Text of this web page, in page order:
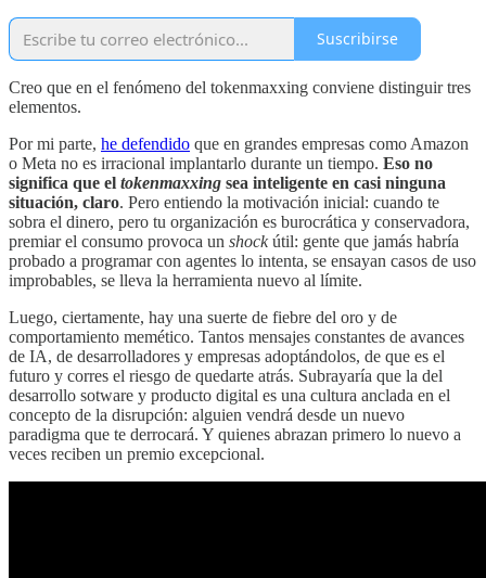
Suscribirse
Creo que en el fenómeno del tokenmaxxing conviene distinguir tres
elementos.
Por mi parte, he defendido que en grandes empresas como Amazon
o Meta no es irracional implantarlo durante un tiempo. Eso no
significa que el tokenmaxxing sea inteligente en casi ninguna
situación, claro. Pero entiendo la motivación inicial: cuando te
sobra el dinero, pero tu organización es burocrática y conservadora,
premiar el consumo provoca un shockútil: gente que jamás habría
probado a programar con agentes lo intenta, se ensayan casos de uso
improbables, se lleva la herramienta nuevo al límite.
Luego, ciertamente, hay una suerte de fiebre del oro y de
comportamiento memético. Tantos mensajes constantes de avances
de IA, de desarrolladores y empresas adoptándolos, de que es el
futuro y corres el riesgo de quedarte atrás. Subrayaría que la del
desarrollo sotware y producto digital es una cultura anclada en el
concepto de la disrupción: alguien vendrá desde un nuevo
paradigma que te derrocará. Y quienes abrazan primero lo nuevo a
veces reciben un premio excepcional.